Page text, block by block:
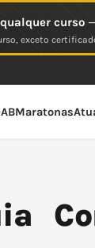
curso—
exceto
Maratonas